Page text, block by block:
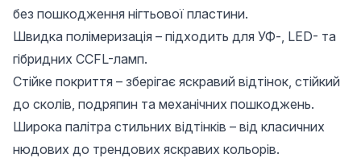
без пошкодження нігтьової пластини.
Швидка полімеризація – підходить для УФ-, LED- та
гібридних CCFL-ламп.
Стійке покриття – зберігає яскравий відтінок, стійкий
до сколів, подряпин та механічних пошкоджень.
Широка палітра стильних відтінків – від класичних
нюдових до трендових яскравих кольорів.